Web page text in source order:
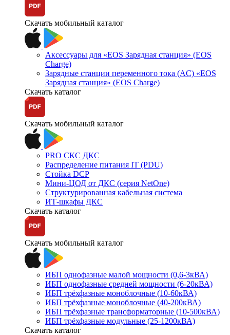
Скачать мобильный каталог
Аксессуары для «EOS Зарядная станция» (EOS
Charge)
Зарядные станции переменного тока (AC) «EOS
Зарядная станция» (EOS Charge)
Скачать каталог
Скачать мобильный каталог
PRO СКС ДКС
Распределение питания IT (PDU)
Стойка DCP
Мини-ЦОД от ДКС (серия NetOne)
Структурированная кабельная система
ИТ-шкафы ДКС
Скачать каталог
Скачать мобильный каталог
ИБП однофазные малой мощности (0,6-3кВА)
ИБП однофазные средней мощности (6-20кВА)
ИБП трёхфазные моноблочные (10-60кВА)
ИБП трёхфазные моноблочные (40-200кВА)
ИБП трёхфазные трансформаторные (10-500кВА)
ИБП трёхфазные модульные (25-1200кВА)
Скачать каталог